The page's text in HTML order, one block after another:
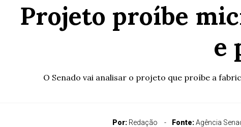
Projeto proíbe
e
O Senado vai analisar o projeto que proíbe a
Por: Redação Fonte:Agência